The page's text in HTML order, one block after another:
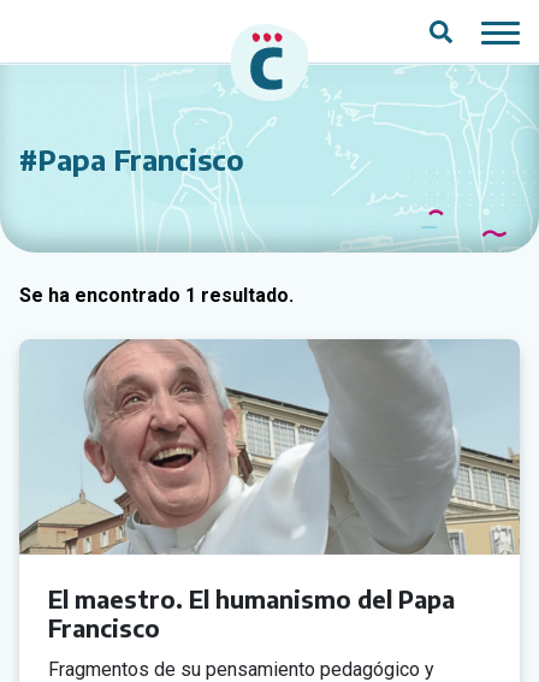
#Papa Francisco
Se ha encontrado 1 resultado.
El maestro. El humanismo del Papa
Francisco
Fragmentos de su pensamiento pedagógico y